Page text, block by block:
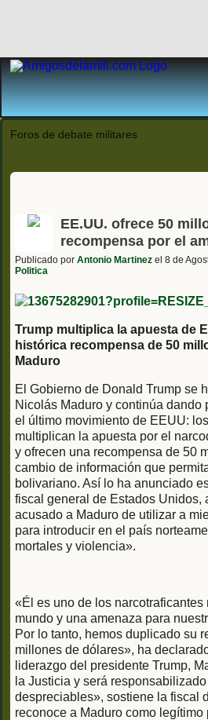
Foros de debate militares
EE.UU. ofrece 50
recompensa por el
Publicado por Antonio Martinez el 8 de
Politica
Trump multiplica la apuesta de
histórica recompensa de 50
Maduro
El Gobierno de Donald Trump se
Nicolás Maduro y continúa dando
el último movimiento de EEUU:
multiplican la apuesta por el
y ofrecen una recompensa de 50
cambio de información que
bolivariano. Así lo ha anunciado
fiscal general de Estados Unidos,
acusado a Maduro de utilizar a
para introducir en el país
mortales y violencia».
«Él es uno de los narcotraficantes
mundo y una amenaza para
Por lo tanto, hemos duplicado su
millones de dólares», ha
liderazgo del presidente Trump,
la Justicia y será
despreciables», sostiene la fiscal
reconoce a Maduro como legítimo